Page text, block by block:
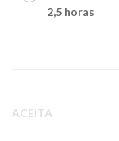
2,5 horas
ACEITA